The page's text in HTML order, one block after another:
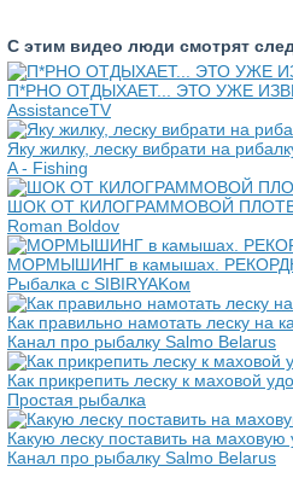
С этим видео люди смотрят
П*РНО ОТДЫХАЕТ... ЭТО УЖЕ
AssistanceTV
Яку жилку, леску вибрати на
A - Fishing
ШОК ОТ КИЛОГРАММОВОЙ ПЛОТВЫ!
Roman Boldov
МОРМЫШИНГ в камышах.
Рыбалка с SIBIRYAKом
Как правильно намотать леску на
Канал про рыбалку Salmo Belarus
Как прикрепить леску к маховой
Простая рыбалка
Какую леску поставить на маховую
Канал про рыбалку Salmo Belarus